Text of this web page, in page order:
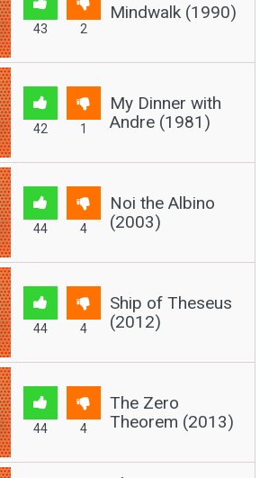
43 2
Mindwalk (1990)
42 1
My Dinner with
Andre (1981)
44 4
Noi the Albino
(2003)
44 4
Ship of Theseus
(2012)
44 4
The Zero
Theorem (2013)